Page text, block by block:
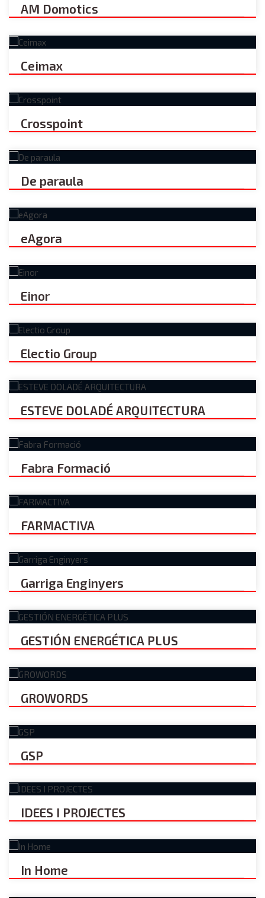
AM Domotics
Ceimax
Crosspoint
De paraula
eAgora
Einor
Electio Group
ESTEVE DOLADÉ ARQUITECTURA
Fabra Formació
FARMACTIVA
Garriga Enginyers
GESTIÓN ENERGÉTICA PLUS
GROWORDS
GSP
IDEES I PROJECTES
In Home